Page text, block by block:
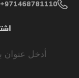
971468781110+